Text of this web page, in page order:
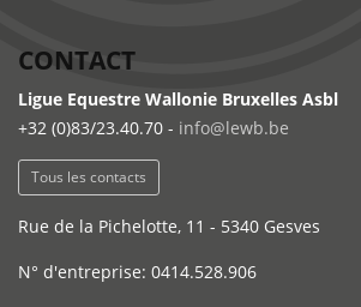
CONTACT
Ligue Equestre Wallonie Bruxelles Asbl
+32 (0)83/23.40.70 - info@lewb.be
Tous les contacts
Rue de la Pichelotte, 11 - 5340 Gesves
N° d'entreprise: 0414.528.906